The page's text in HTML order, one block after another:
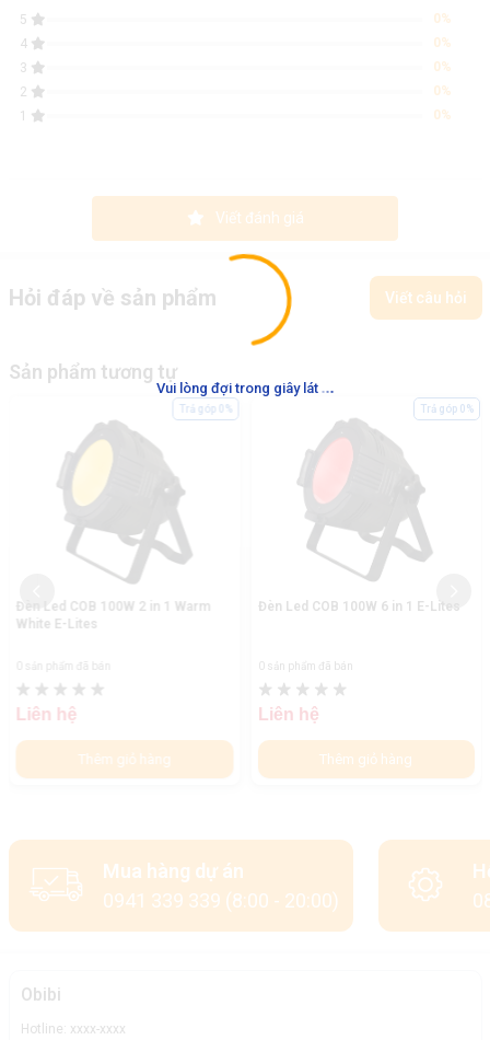
Vui lòng đợi trong giây lát ...
5
0%
4
0%
3
0%
2
0%
1
0%
Viết đánh giá
Hỏi đáp về sản phẩm Viết câu hỏi
Sản phẩm tương tự
Đèn Led COB 100W 2 in 1 Warm
White E-Lites
0 sản phẩm đã bán
Liên hệ
Thêm giỏ hàng
Trả góp 0%
Đèn Led COB 100W 6 in 1 E-Lites
0 sản phẩm đã bán
Liên hệ
Thêm giỏ hàng
Trả góp 0%
Mua hàng dự án
0941 339 339 (8:00 - 20:00)
Obibi
Hotline: xxxx-xxxx